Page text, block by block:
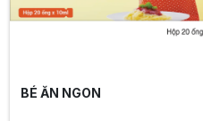
PEPTINE